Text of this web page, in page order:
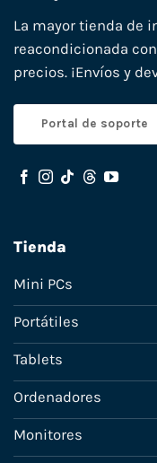
La mayor tienda de
reacondicionada
precios. ¡Envíos y
Portal de soporte
Tienda
Mini PCs
Portátiles
Tablets
Ordenadores
Monitores